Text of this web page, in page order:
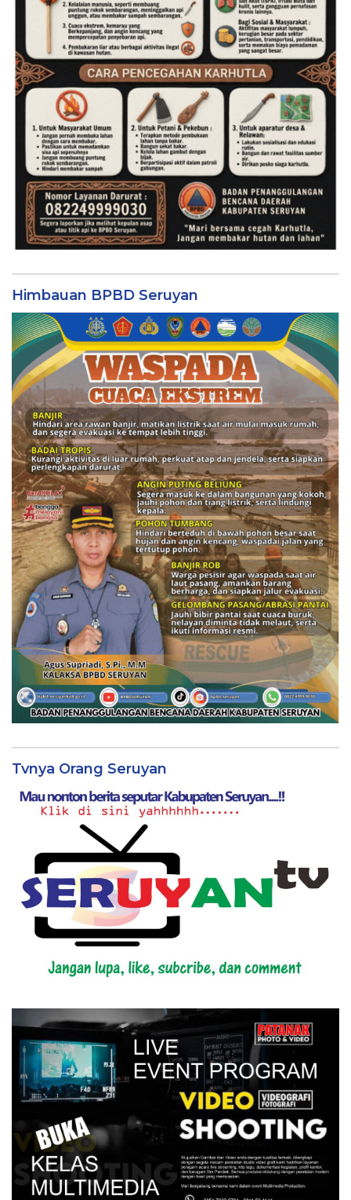
Himbauan BPBD Seruyan
Tvnya Orang Seruyan